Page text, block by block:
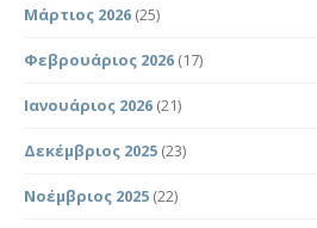
Μάρτιος 2026 (25)
Φεβρουάριος 2026 (17)
Ιανουάριος 2026 (21)
Δεκέμβριος 2025 (23)
Νοέμβριος 2025 (22)